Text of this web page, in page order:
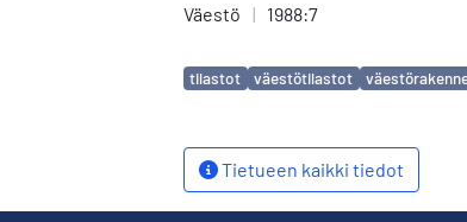
Väestö | 1988:7
Avainsanat
tilastot väestötilastot
Tietueen kaikki tiedot